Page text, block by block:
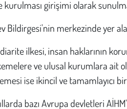
kurulması girişimi olarak
Bildirgesi'nin merkezinde yer
ilkesi, insan haklarının
ve ulusal kurumlara ait
ise ikincil ve tamamlayıcı
bazı Avrupa devletleri